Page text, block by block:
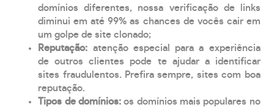
domínios diferentes, nossa verificação de links
diminui em até 99% as chances de vocês cair em
um golpe de site clonado;
Reputação: atenção especial para a experiência
de outros clientes pode te ajudar a identificar
sites fraudulentos. Prefira sempre, sites com boa
reputação.
Tipos de domínios:os domínios mais populares no